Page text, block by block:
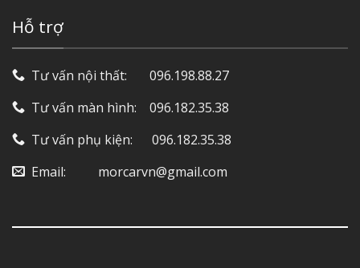
Hỗ trợ
Tư vấn nội thất: ‎ ‎ ‎ ‎ ‎ ‎ 096.198.88.27
Tư vấn màn hình: ‎ ‎ ‎ 096.182.35.38
Tư vấn phụ kiện: ‎ ‎ ‎ ‎‎ ‎ 096.182.35.38
Email: ‎ ‎ ‎ ‎ ‎ ‎ ‎ ‎ ‎ morcarvn@gmail.com